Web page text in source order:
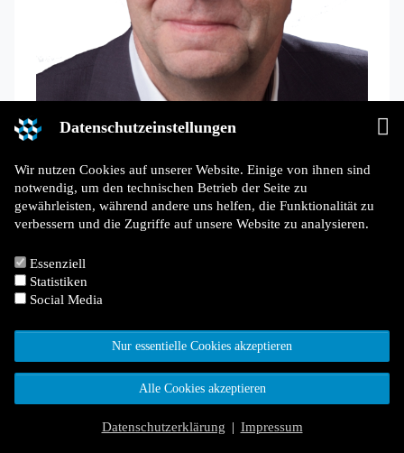
Datenschutzeinstellungen
Wir nutzen Cookies auf unserer Website. Einige von ihnen sind
notwendig, um den technischen Betrieb der Seite zu
gewährleisten, während andere uns helfen, die Funktionalität zu
verbessern und die Zugriffe auf unsere Website zu analysieren.
Essenziell
Statistiken
Social Media
Nur essentielle Cookies akzeptieren
Alle Cookies akzeptieren
Datenschutzerklärung | Impressum
Rittmann
T.:0211 - 914 290
rittmann@bauverbaende.nrw